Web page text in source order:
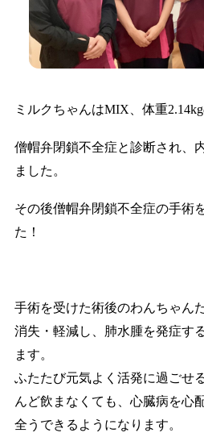
ミルクちゃんはMIX、体重
僧帽弁閉鎖不全症と診断され、
ました。
その後僧帽弁閉鎖不全症の手術
た！
手術を受けた術後のわんちゃん
消失・軽減し、肺水腫を発症す
ます。
ふたたび元気よく活発に過ごせ
んど飲まなくても、心臓病を心
全うできるようになります。